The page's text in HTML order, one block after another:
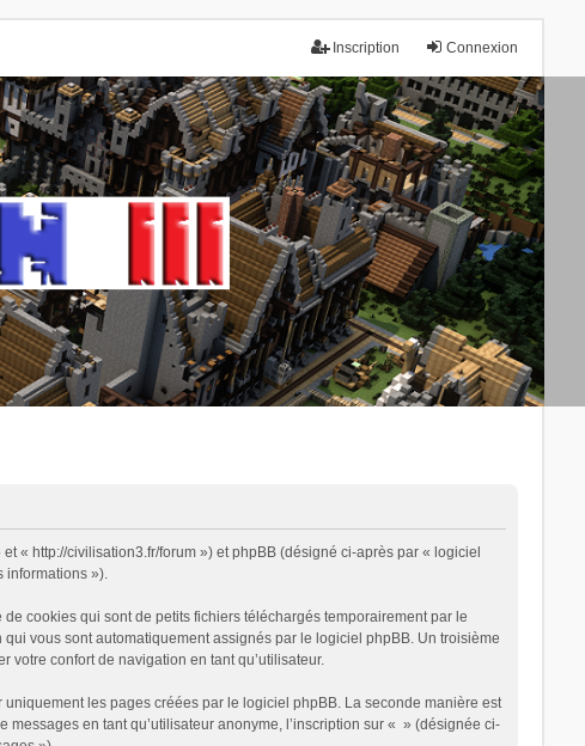
Connexion
Inscription
« http://civilisation3.fr/forum ») et phpBB (désigné ci-après par « logiciel
informations »).
cookies qui sont de petits fichiers téléchargés temporairement par le
vous sont automatiquement assignés par le logiciel phpBB. Un troisième
votre confort de navigation en tant qu’utilisateur.
les pages créées par le logiciel phpBB. La seconde manière est
en tant qu’utilisateur anonyme, l’inscription sur « » (désignée ci-